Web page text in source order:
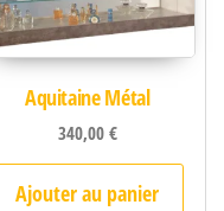
Aquitaine Métal
340,00€
Ajouter au panier